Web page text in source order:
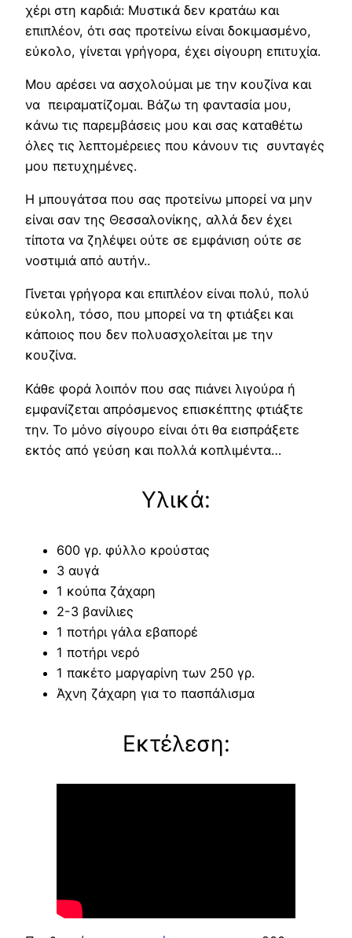
χέρι στη καρδιά: Μυστικά δεν κρατάω και
επιπλέον, ότι σας προτείνω είναι δοκιμασμένο,
εύκολο, γίνεται γρήγορα, έχει σίγουρη επιτυχία.
Μου αρέσει να ασχολούμαι με την κουζίνα και
να πειραματίζομαι. Βάζω τη φαντασία μου,
κάνω τις παρεμβάσεις μου και σας καταθέτω
όλες τις λεπτομέρειες που κάνουν τις συνταγές
μου πετυχημένες.
Η μπουγάτσα που σας προτείνω μπορεί να μην
είναι σαν της Θεσσαλονίκης, αλλά δεν έχει
τίποτα να ζηλέψει ούτε σε εμφάνιση ούτε σε
νοστιμιά από αυτήν..
Γίνεται γρήγορα και επιπλέον είναι πολύ, πολύ
εύκολη, τόσο, που μπορεί να τη φτιάξει και
κάποιος που δεν πολυασχολείται με την
κουζίνα.
Κάθε φορά λοιπόν που σας πιάνει λιγούρα ή
εμφανίζεται απρόσμενος επισκέπτης φτιάξτε
την. Το μόνο σίγουρο είναι ότι θα εισπράξετε
εκτός από γεύση και πολλά κοπλιμέντα…
Υλικά:
600 γρ. φύλλο κρούστας
3 αυγά
1 κούπα ζάχαρη
2-3 βανίλιες
1 ποτήρι γάλα εβαπορέ
1 ποτήρι νερό
1 πακέτο μαργαρίνη των 250 γρ.
Άχνη ζάχαρη για το πασπάλισμα
Εκτέλεση: